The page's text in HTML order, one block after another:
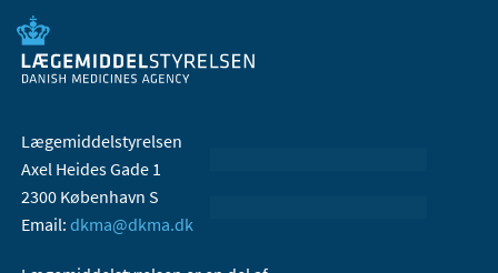
Lægemiddelstyrelsen
Axel Heides Gade 1
2300 København S
Email: dkma@dkma.dk